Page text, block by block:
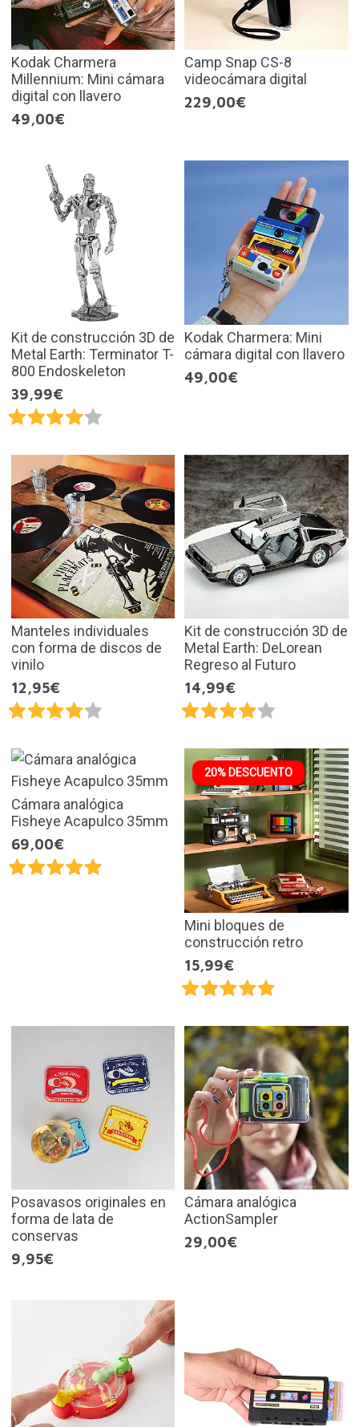
Kodak Charmera
Millennium: Mini cámara
digital con llavero
49,00€
Camp Snap CS-8
videocámara digital
229,00€
Kit de construcción 3D de
Metal Earth: Terminator T-
800 Endoskeleton
39,99€
Kodak Charmera: Mini
cámara digital con llavero
49,00€
Manteles individuales
con forma de discos de
vinilo
12,95€
Kit de construcción 3D de
Metal Earth: DeLorean
Regreso al Futuro
14,99€
Cámara analógica
Fisheye Acapulco 35mm
69,00€
20% DESCUENTO
Mini bloques de
construcción retro
15,99€
Posavasos originales en
forma de lata de
conservas
9,95€
Cámara analógica
ActionSampler
29,00€